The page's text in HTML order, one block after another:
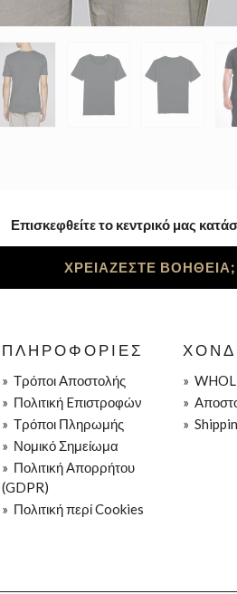
Επισκεφθείτε το κεντρικό μας
ΧΡΕΙΑΖΕΣΤΕ ΒΟΗΘΕΙΑ;
ΠΛΗΡΟΦΟΡΊΕΣ
» Τρόποι Aποστολής
» Πολιτική Eπιστροφών
» Τρόποι Πληρωμής
» Νομικό Σημείωμα
» Πολιτική Απορρήτου
(GDPR)
» Πολιτική περί Cookies
»
»
»